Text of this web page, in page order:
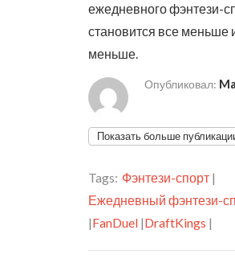
ежедневного фэнтези-
становится все меньше
меньше.
Опубликовал:
Показать больше
Tags: Фэнтези-спорт |
Ежедневный фэнтези-
|FanDuel |DraftKings |